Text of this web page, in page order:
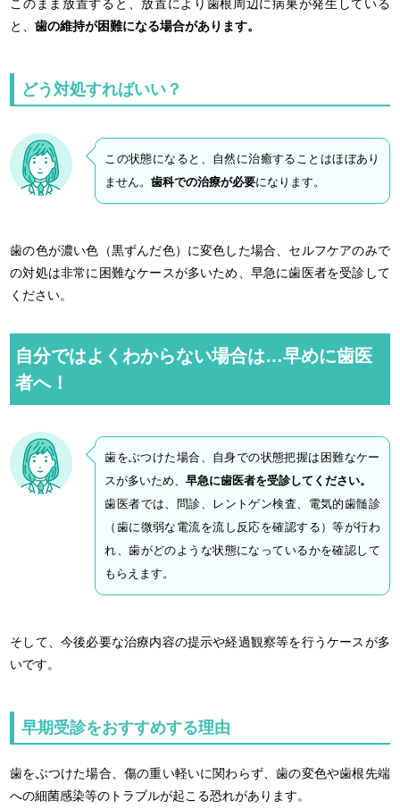
このまま放置すると、放置により歯根周辺に病巣が発生している
と、歯の維持が困難になる場合があります。
どう対処すればいい？
この状態になると、自然に治癒することはほぼあり
ません。歯科での治療が必要になります。
歯の色が濃い色（黒ずんだ色）に変色した場合、セルフケアのみで
の対処は非常に困難なケースが多いため、早急に歯医者を受診して
ください。
自分ではよくわからない場合は…早めに歯医
者へ！
歯をぶつけた場合、自身での状態把握は困難なケー
スが多いため、早急に歯医者を受診してください。
歯医者では、問診、レントゲン検査、電気的歯髄診
（歯に微弱な電流を流し反応を確認する）等が行わ
れ、歯がどのような状態になっているかを確認して
もらえます。
そして、今後必要な治療内容の提示や経過観察等を行うケースが多
いです。
早期受診をおすすめする理由
歯をぶつけた場合、傷の重い軽いに関わらず、歯の変色や歯根先端
への細菌感染等のトラブルが起こる恐れがあります。